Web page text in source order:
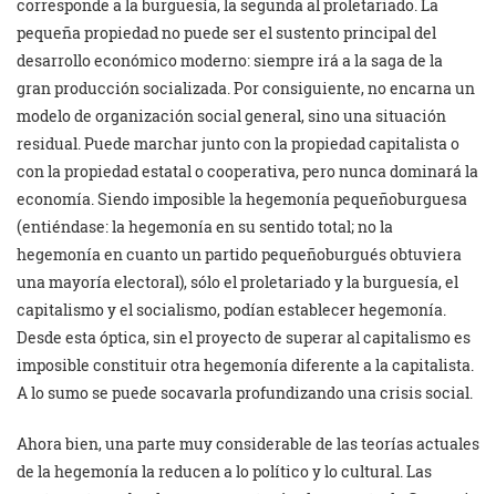
corresponde a la burguesía, la segunda al proletariado. La
pequeña propiedad no puede ser el sustento principal del
desarrollo económico moderno: siempre irá a la saga de la
gran producción socializada. Por consiguiente, no encarna un
modelo de organización social general, sino una situación
residual. Puede marchar junto con la propiedad capitalista o
con la propiedad estatal o cooperativa, pero nunca dominará la
economía. Siendo imposible la hegemonía pequeñoburguesa
(entiéndase: la hegemonía en su sentido total; no la
hegemonía en cuanto un partido pequeñoburgués obtuviera
una mayoría electoral), sólo el proletariado y la burguesía, el
capitalismo y el socialismo, podían establecer hegemonía.
Desde esta óptica, sin el proyecto de superar al capitalismo es
imposible constituir otra hegemonía diferente a la capitalista.
A lo sumo se puede socavarla profundizando una crisis social.
Ahora bien, una parte muy considerable de las teorías actuales
de la hegemonía la reducen a lo político y lo cultural. Las